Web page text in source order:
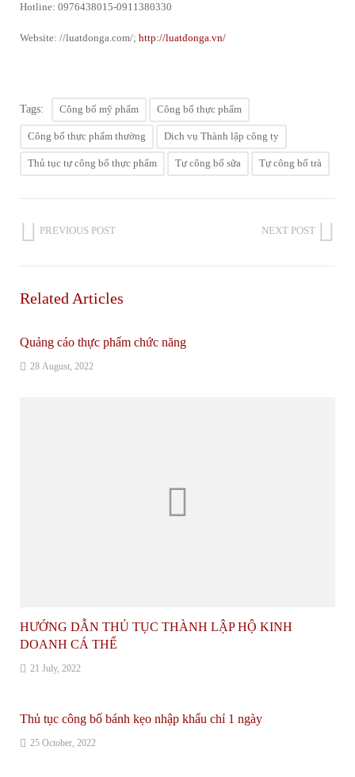
Hotline: 0976438015-0911380330
Website: //luatdonga.com/; http://luatdonga.vn/
Tags: Công bố mỹ phẩm Công bố thực phẩm
Công bố thực phẩm thường Dich vụ Thành lập công ty
Thủ tục tự công bố thực phẩm Tự công bố sữa Tự công bố trà
PREVIOUS POST NEXT POST
Related Articles
Quảng cáo thực phẩm chức năng
28 August, 2022
HƯỚNG DẪN THỦ TỤC THÀNH LẬP HỘ KINH
DOANH CÁ THỂ
21 July, 2022
Thủ tục công bố bánh kẹo nhập khẩu chỉ 1 ngày
25 October, 2022